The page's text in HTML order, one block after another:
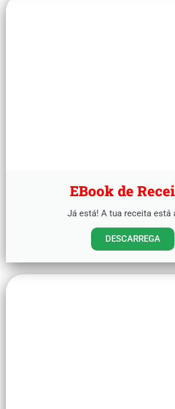
EBook de
Já está! A tua receita está
DESCARREGA